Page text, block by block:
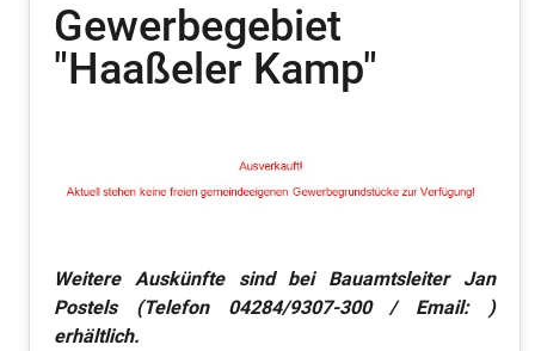
Gewerbegebiet
"Haaßeler Kamp"
Weitere Auskünfte sind bei Bauamtsleiter Jan
Postels (Telefon 04284/9307-300 / Email:
)
erhältlich.